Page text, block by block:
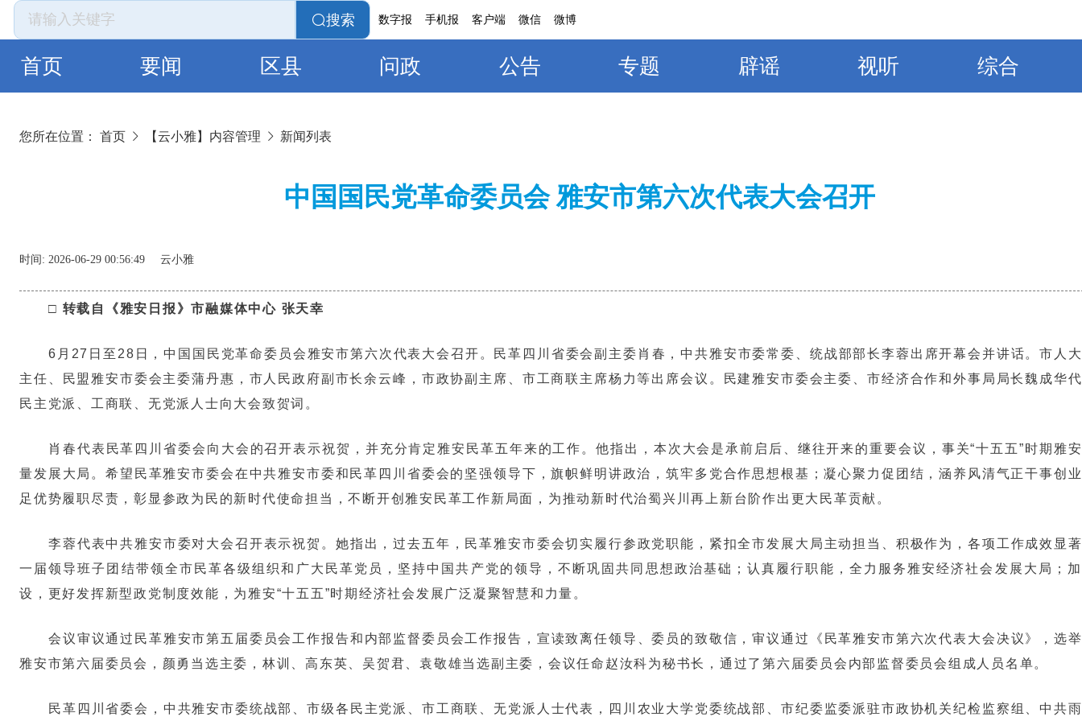
搜索 数字报 手机报 客户端 微信 微博
首页 要闻 区县 问政 公告 专题 辟谣 视听 综合
您所在位置： 首页 【云小雅】内容管理 新闻列表
中国国民党革命委员会 雅安市第六次代表大会召开
时间: 2026-06-29 00:56:49 云小雅
□ 转载自《雅安日报》市融媒体中心 张天幸
6月27日至28日，中国国民党革命委员会雅安市第六次代表大会召开。民革四川省委会副主委肖春，中共雅安市委常委、统战部部长李蓉出席开幕会并讲话。市人
主任、民盟雅安市委会主委蒲丹惠，市人民政府副市长余云峰，市政协副主席、市工商联主席杨力等出席会议。民建雅安市委会主委、市经济合作和外事局局长魏成华
民主党派、工商联、无党派人士向大会致贺词。
肖春代表民革四川省委会向大会的召开表示祝贺，并充分肯定雅安民革五年来的工作。他指出，本次大会是承前启后、继往开来的重要会议，事关“十五五”时期雅
量发展大局。希望民革雅安市委会在中共雅安市委和民革四川省委会的坚强领导下，旗帜鲜明讲政治，筑牢多党合作思想根基；凝心聚力促团结，涵养风清气正干事创
足优势履职尽责，彰显参政为民的新时代使命担当，不断开创雅安民革工作新局面，为推动新时代治蜀兴川再上新台阶作出更大民革贡献。
李蓉代表中共雅安市委对大会召开表示祝贺。她指出，过去五年，民革雅安市委会切实履行参政党职能，紧扣全市发展大局主动担当、积极作为，各项工作成效显
一届领导班子团结带领全市民革各级组织和广大民革党员，坚持中国共产党的领导，不断巩固共同思想政治基础；认真履行职能，全力服务雅安经济社会发展大局；
设，更好发挥新型政党制度效能，为雅安“十五五”时期经济社会发展广泛凝聚智慧和力量。
会议审议通过民革雅安市第五届委员会工作报告和内部监督委员会工作报告，宣读致离任领导、委员的致敬信，审议通过《民革雅安市第六次代表大会决议》，选
雅安市第六届委员会，颜勇当选主委，林训、高东英、吴贺君、袁敬雄当选副主委，会议任命赵汝科为秘书长，通过了第六届委员会内部监督委员会组成人员名单。
民革四川省委会，中共雅安市委统战部、市级各民主党派、市工商联、无党派人士代表，四川农业大学党委统战部、市纪委监委派驻市政协机关纪检监察组、中共